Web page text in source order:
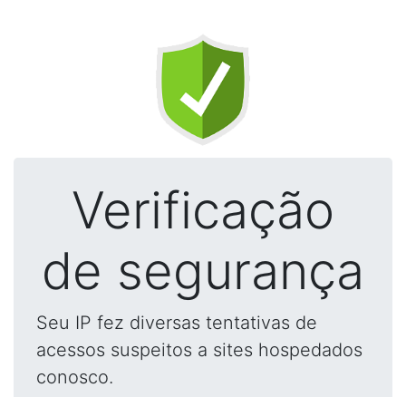
Verificação
de segurança
Seu IP fez diversas tentativas de
acessos suspeitos a sites hospedados
conosco.